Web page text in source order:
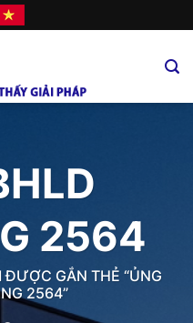
2564
ĐƯỢC GẮN THẺ “ỦNG
2564”